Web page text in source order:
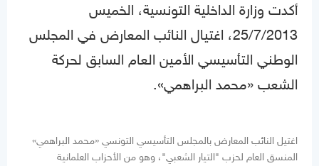
أكدت وزارة الداخلية التونسية، الخميس
25/7/2013، اغتيال النائب المعارض في المجلس
الوطني التأسيسي الأمين العام السابق لحركة
الشعب «محمد البراهمي».
اغتيل النائب المعارض بالمجلس التأسيسي التونسي «محمد البراهمي»
المنسق العام لحزب "التيار الشعبي"، وهو من الأحزاب العلمانية